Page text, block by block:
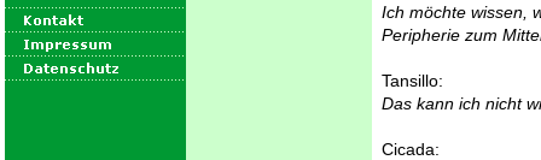
Ich möchte wissen,
Peripherie zum
Tansillo:
Das kann ich nicht
Cicada: